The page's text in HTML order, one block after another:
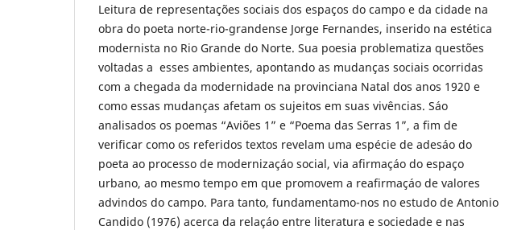
Leitura de representações sociais dos espaços do campo e da cidade na
obra do poeta norte-rio-grandense Jorge Fernandes, inserido na estética
modernista no Rio Grande do Norte. Sua poesia problematiza questões
voltadas a esses ambientes, apontando as mudanças sociais ocorridas
com a chegada da modernidade na provinciana Natal dos anos 1920 e
como essas mudanças afetam os sujeitos em suas vivências. Sáo
analisados os poemas “Aviões 1” e “Poema das Serras 1”, a fim de
verificar como os referidos textos revelam uma espécie de adesáo do
poeta ao processo de modernizaçáo social, via afirmaçáo do espaço
urbano, ao mesmo tempo em que promovem a reafirmaçáo de valores
advindos do campo. Para tanto, fundamentamo-nos no estudo de Antonio
Candido (1976) acerca da relaçáo entre literatura e sociedade e nas